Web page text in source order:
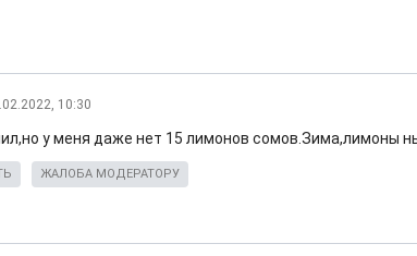
10:30
у меня даже нет 15 лимонов сомов.Зима,лимоны
ЖАЛОБА МОДЕРАТОРУ